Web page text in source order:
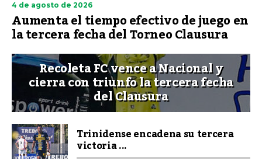
4 de agosto de 2026
Aumenta el tiempo efectivo de juego en
la tercera fecha del Torneo Clausura
Recoleta FC vence a Nacional y
cierra con triunfo la tercera fecha
del Clausura
Trinidense encadena su tercera
victoria ...